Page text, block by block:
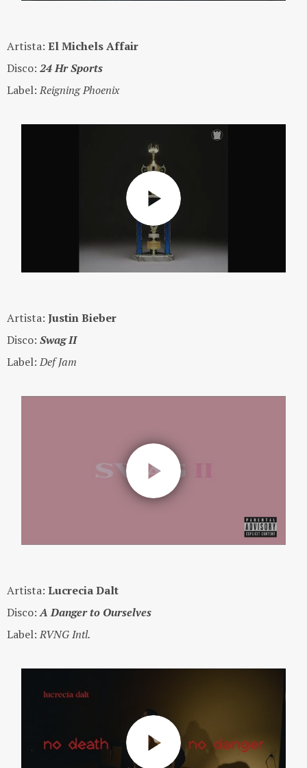
Artista: El Michels Affair
Disco: 24 Hr Sports
Label: Reigning Phoenix
Artista: Justin Bieber
Disco: Swag II
Label: Def Jam
Artista: Lucrecia Dalt
Disco:A Danger to Ourselves
Label: RVNG Intl.